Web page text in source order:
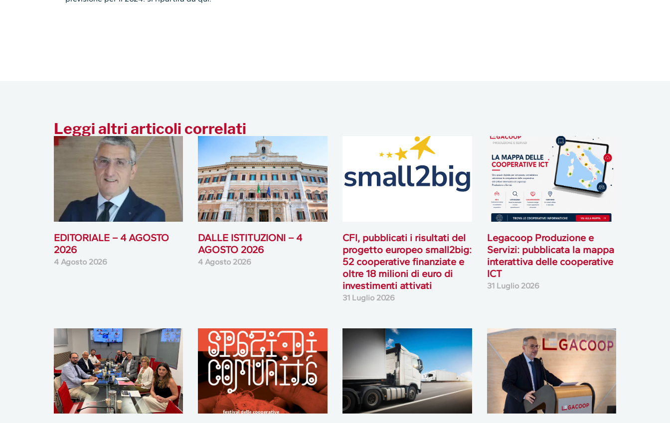
Leggi altri articoli correlati
EDITORIALE – 4 AGOSTO
2026
4 Agosto 2026
DALLE ISTITUZIONI – 4
AGOSTO 2026
4 Agosto 2026
CFI, pubblicati i risultati del
progetto europeo small2big:
52 cooperative finanziate e
oltre 18 milioni di euro di
investimenti attivati
31 Luglio 2026
Legacoop Produzione e
Servizi: pubblicata la mappa
interattiva delle cooperative
ICT
31 Luglio 2026